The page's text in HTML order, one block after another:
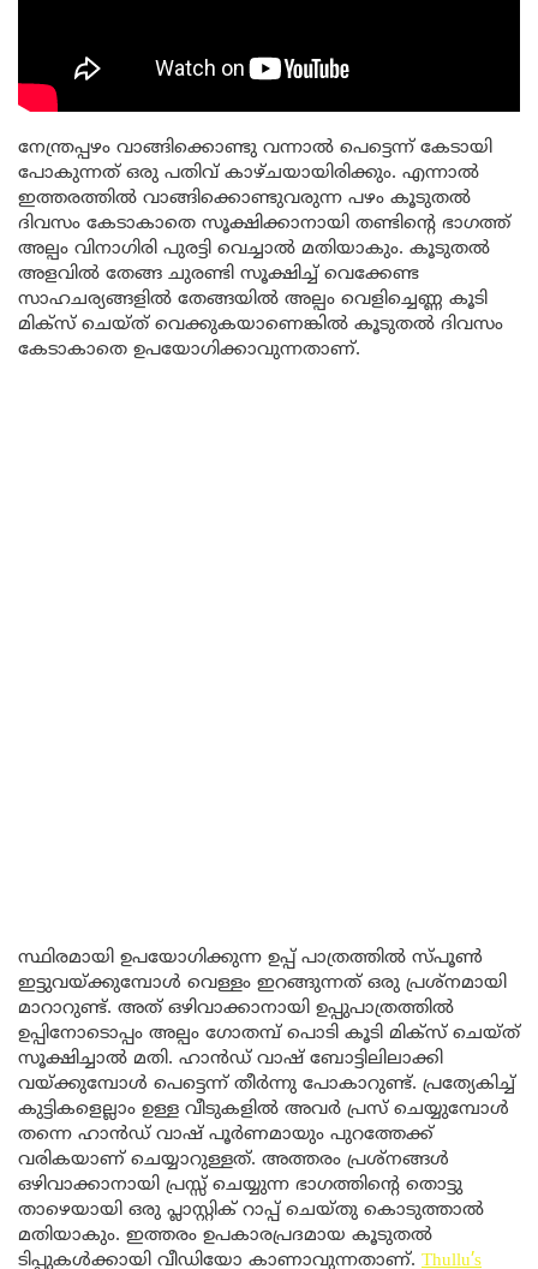
നേന്ത്രപ്പഴം വാങ്ങിക്കൊണ്ടു വന്നാൽ പെട്ടെന്ന് കേടായി
പോകുന്നത് ഒരു പതിവ് കാഴ്ചയായിരിക്കും. എന്നാൽ
ഇത്തരത്തിൽ വാങ്ങിക്കൊണ്ടുവരുന്ന പഴം കൂടുതൽ
ദിവസം കേടാകാതെ സൂക്ഷിക്കാനായി തണ്ടിന്റെ ഭാഗത്ത്
അല്പം വിനാഗിരി പുരട്ടി വെച്ചാൽ മതിയാകും. കൂടുതൽ
അളവിൽ തേങ്ങ ചുരണ്ടി സൂക്ഷിച്ച് വെക്കേണ്ട
സാഹചര്യങ്ങളിൽ തേങ്ങയിൽ അല്പം വെളിച്ചെണ്ണ കൂടി
മിക്സ് ചെയ്ത് വെക്കുകയാണെങ്കിൽ കൂടുതൽ ദിവസം
കേടാകാതെ ഉപയോഗിക്കാവുന്നതാണ്.
സ്ഥിരമായി ഉപയോഗിക്കുന്ന ഉപ്പ് പാത്രത്തിൽ സ്പൂൺ
ഇട്ടുവയ്ക്കുമ്പോൾ വെള്ളം ഇറങ്ങുന്നത് ഒരു പ്രശ്നമായി
മാറാറുണ്ട്. അത് ഒഴിവാക്കാനായി ഉപ്പുപാത്രത്തിൽ
ഉപ്പിനോടൊപ്പം അല്പം ഗോതമ്പ് പൊടി കൂടി മിക്സ് ചെയ്ത്
സൂക്ഷിച്ചാൽ മതി. ഹാൻഡ് വാഷ് ബോട്ടിലിലാക്കി
വയ്ക്കുമ്പോൾ പെട്ടെന്ന് തീർന്നു പോകാറുണ്ട്. പ്രത്യേകിച്ച്
കുട്ടികളെല്ലാം ഉള്ള വീടുകളിൽ അവർ പ്രസ് ചെയ്യുമ്പോൾ
തന്നെ ഹാൻഡ് വാഷ് പൂർണമായും പുറത്തേക്ക്
വരികയാണ് ചെയ്യാറുള്ളത്. അത്തരം പ്രശ്നങ്ങൾ
ഒഴിവാക്കാനായി പ്രസ്സ് ചെയ്യുന്ന ഭാഗത്തിന്റെ തൊട്ടു
താഴെയായി ഒരു പ്ലാസ്റ്റിക് റാപ്പ് ചെയ്തു കൊടുത്താൽ
മതിയാകും. ഇത്തരം ഉപകാരപ്രദമായ കൂടുതൽ
ടിപ്പുകൾക്കായി വീഡിയോ കാണാവുന്നതാണ്. Thullu’s